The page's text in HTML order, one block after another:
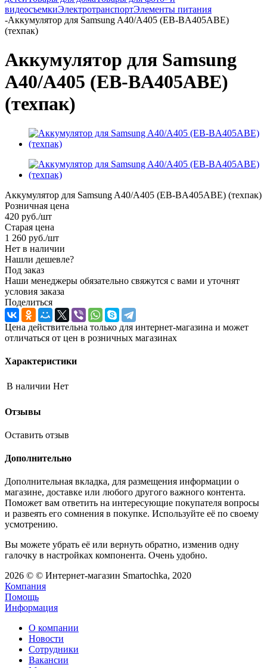
видеосъемкиЭлектротранспортЭлементы питания
-Аккумулятор для Samsung A40/A405 (EB-BA405ABE)
(техпак)
Аккумулятор для Samsung
A40/A405 (EB-BA405ABE)
(техпак)
Аккумулятор для Samsung A40/A405 (EB-BA405ABE) (техпак)
Розничная цена
420 руб./шт
Старая цена
1 260 руб./шт
Нет в наличии
Нашли дешевле?
Под заказ
Наши менеджеры обязательно свяжутся с вами и уточнят
условия заказа
Поделиться
Цена действительна только для интернет-магазина и может
отличаться от цен в розничных магазинах
Характеристики
В наличии Нет
Отзывы
Оставить отзыв
Дополнительно
Дополнительная вкладка, для размещения информации о
магазине, доставке или любого другого важного контента.
Поможет вам ответить на интересующие покупателя вопросы
и развеять его сомнения в покупке. Используйте её по своему
усмотрению.
Вы можете убрать её или вернуть обратно, изменив одну
галочку в настройках компонента. Очень удобно.
2026 © © Интернет-магазин Smartochka, 2020
Компания
Помощь
Информация
О компании
Новости
Сотрудники
Вакансии